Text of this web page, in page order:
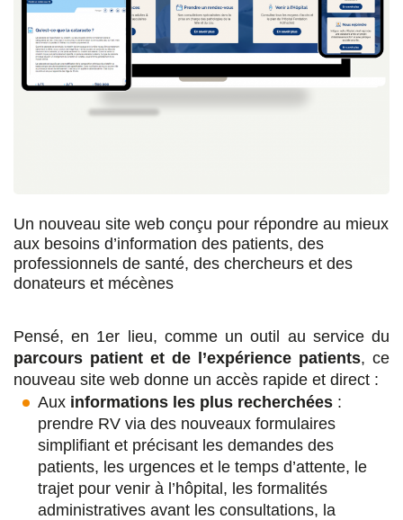
s
u
r
F
b
o
o
k
s
u
r
T
t
e
r
u
r
L
e
d
i
n
p
a
r
E
l
Un nouveau site web conçu pour répondre au mieux
aux besoins d’information des patients, des
professionnels de santé, des chercheurs et des
donateurs et mécènes
Pensé, en 1er lieu, comme un outil au service du
parcours patient et de l’expérience patients, ce
nouveau site web donne un accès rapide et direct :
Aux informations les plus recherchées :
prendre RV via des nouveaux formulaires
simplifiant et précisant les demandes des
patients, les urgences et le temps d’attente, le
trajet pour venir à l’hôpital, les formalités
administratives avant les consultations, la